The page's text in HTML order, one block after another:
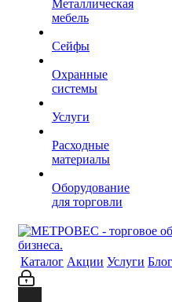
Металлическая
мебель
Сейфы
Охранные
системы
Услуги
Расходные
материалы
Оборудование
для торговли
Каталог Акции Услуги Блог